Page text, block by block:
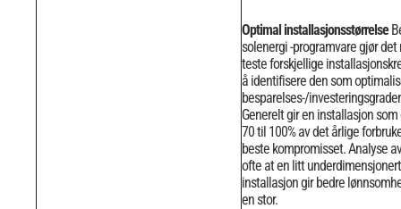
Optimal installasjonsstørrelse
solenergi -programvare gjør det
teste forskjellige
å identifisere den som
besparelses-/
Generelt gir en installasjon som
70 til 100% av det årlige
beste kompromisset.Analyse
ofte at en litt underdimensjonert
installasjon gir bedre
en stor.